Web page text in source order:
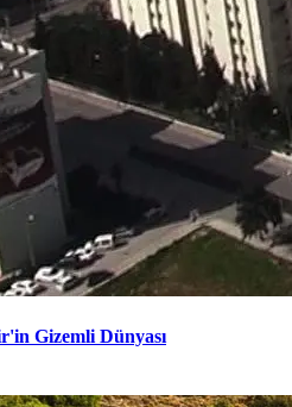
Gizemli Dünyası